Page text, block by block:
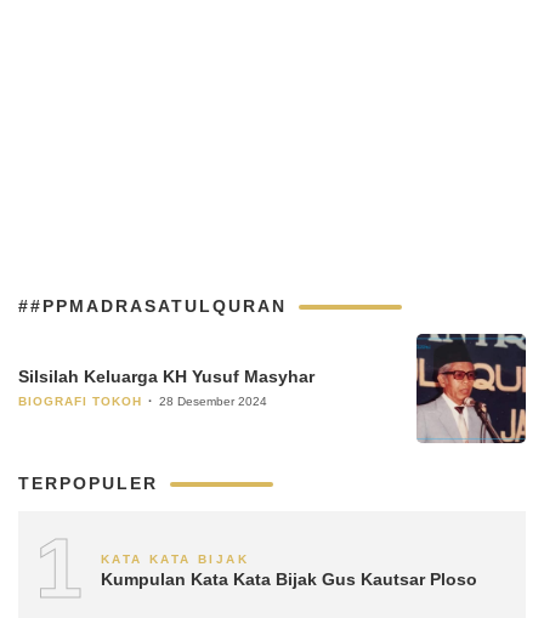
##PPMADRASATULQURAN
Silsilah Keluarga KH Yusuf Masyhar
BIOGRAFI TOKOH 28 Desember 2024
TERPOPULER
1 KATA KATA BIJAK
Kumpulan Kata Kata Bijak Gus Kautsar Ploso